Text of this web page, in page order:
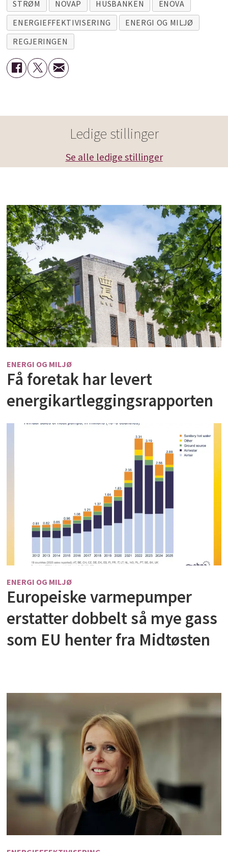
STRØM NOVAP HUSBANKEN
ENOVA
ENERGIEFFEKTIVISERING
ENERGI OG MILJØ
REGJERINGEN
Ledige stillinger
Se alle ledige stillinger
ENERGI OG MILJØ
Få foretak har levert
energikartleggingsrapporten
ENERGI OG MILJØ
Europeiske varmepumper
erstatter dobbelt så mye gass
som EU henter fra Midtøsten